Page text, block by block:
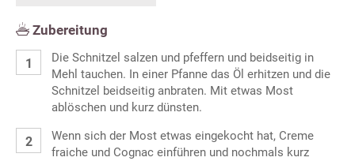
Zubereitung
Die Schnitzel salzen und pfeffern und beidseitig in
Mehl tauchen. In einer Pfanne das Öl erhitzen und die
Schnitzel beidseitig anbraten. Mit etwas Most
ablöschen und kurz dünsten.
Wenn sich der Most etwas eingekocht hat, Creme
fraiche und Cognac einführen und nochmals kurz